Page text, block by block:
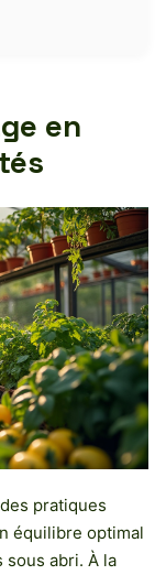
en
pratiques
équilibre optimal
abri. À la